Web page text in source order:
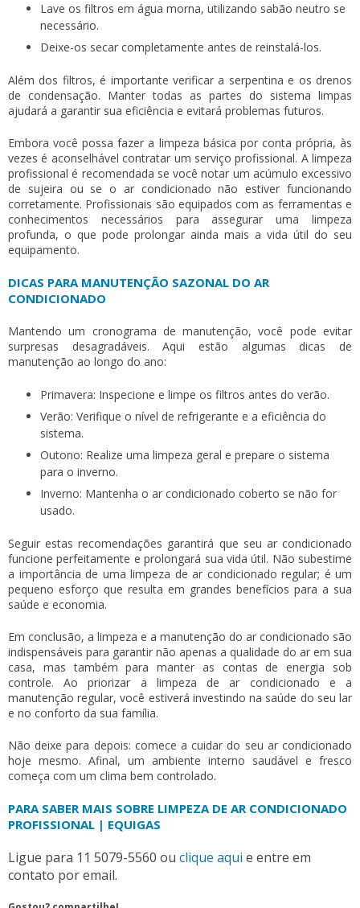
Lave os filtros em água morna, utilizando sabão neutro se
necessário.
Deixe-os secar completamente antes de reinstalá-los.
Além dos filtros, é importante verificar a serpentina e os drenos
de condensação. Manter todas as partes do sistema limpas
ajudará a garantir sua eficiência e evitará problemas futuros.
Embora você possa fazer a limpeza básica por conta própria, às
vezes é aconselhável contratar um serviço profissional. A limpeza
profissional é recomendada se você notar um acúmulo excessivo
de sujeira ou se o ar condicionado não estiver funcionando
corretamente. Profissionais são equipados com as ferramentas e
conhecimentos necessários para assegurar uma limpeza
profunda, o que pode prolongar ainda mais a vida útil do seu
equipamento.
DICAS PARA MANUTENÇÃO SAZONAL DO AR
CONDICIONADO
Mantendo um cronograma de manutenção, você pode evitar
surpresas desagradáveis. Aqui estão algumas dicas de
manutenção ao longo do ano:
Primavera: Inspecione e limpe os filtros antes do verão.
Verão: Verifique o nível de refrigerante e a eficiência do
sistema.
Outono: Realize uma limpeza geral e prepare o sistema
para o inverno.
Inverno: Mantenha o ar condicionado coberto se não for
usado.
Seguir estas recomendações garantirá que seu ar condicionado
funcione perfeitamente e prolongará sua vida útil. Não subestime
a importância de uma limpeza de ar condicionado regular; é um
pequeno esforço que resulta em grandes benefícios para a sua
saúde e economia.
Em conclusão, a limpeza e a manutenção do ar condicionado são
indispensáveis para garantir não apenas a qualidade do ar em sua
casa, mas também para manter as contas de energia sob
controle. Ao priorizar a limpeza de ar condicionado e a
manutenção regular, você estiverá investindo na saúde do seu lar
e no conforto da sua família.
Não deixe para depois: comece a cuidar do seu ar condicionado
hoje mesmo. Afinal, um ambiente interno saudável e fresco
começa com um clima bem controlado.
PARA SABER MAIS SOBRE LIMPEZA DE AR CONDICIONADO
PROFISSIONAL | EQUIGAS
Ligue para 11 5079-5560 ou clique aqui e entre em
contato por email.